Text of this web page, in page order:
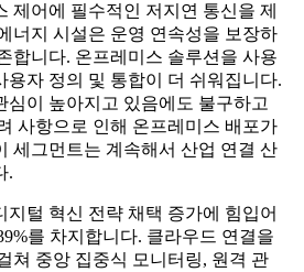
제어에 필수적인 저지연 통신을 제
너지 시설은 운영 연속성을 보장하
합니다. 온프레미스 솔루션을 사용
용자 정의 및 통합이 더 쉬워집니다.
심이 높아지고 있음에도 불구하고
사항으로 인해 온프레미스 배포가
세그먼트는 계속해서 산업 연결 산
.
지털 혁신 전략 채택 증가에 힘입어
를 차지합니다. 클라우드 연결을
쳐 중앙 집중식 모니터링, 원격 관